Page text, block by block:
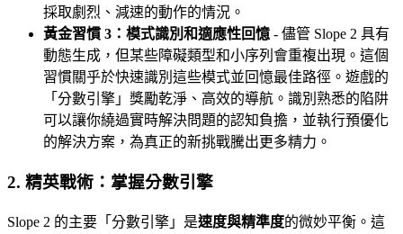
採取劇烈、減速的動作的情況。
黃金習慣 3：模式識別和適應性回憶 - 儘管 Slope 2 具有
動態生成，但某些障礙類型和小序列會重複出現。這個
習慣關乎於快速識別這些模式並回憶最佳路徑。遊戲的
「分數引擎」獎勵乾淨、高效的導航。識別熟悉的陷阱
可以讓你繞過實時解決問題的認知負擔，並執行預優化
的解決方案，為真正的新挑戰騰出更多精力。
2. 精英戰術：掌握分數引擎
Slope 2 的主要「分數引擎」是速度與精準度的微妙平衡。這